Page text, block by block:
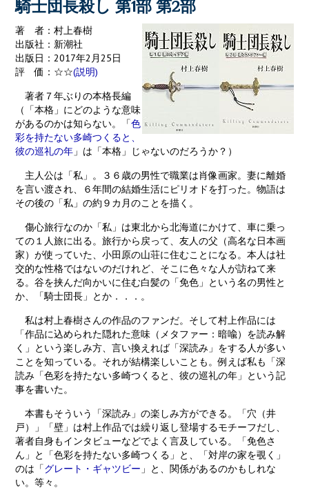
k
騎士団長殺し 第1部 第2部
著 者：村上春樹
出版社：新潮社
出版日：2017年2月25日
評 価：☆☆(説明)
著者７年ぶりの本格長編
（「本格」にどのような意味
があるのかは知らない。「色
彩を持たない多崎つくると、
彼の巡礼の年 」は「本格」じゃないのだろうか？）
主人公は「私」。３６歳の男性で職業は肖像画家。妻に離婚
を言い渡され、６年間の結婚生活にピリオドを打った。物語は
その後の「私」の約９カ月のことを描く。
傷心旅行なのか「私」は東北から北海道にかけて、車に乗っ
ての１人旅に出る。旅行から戻って、友人の父（高名な日本画
家）が使っていた、小田原の山荘に住むことになる。本人は社
交的な性格ではないのだけれど、そこに色々な人が訪ねて来
る。谷を挟んだ向かいに住む白髪の「免色」という名の男性と
か、「騎士団長」とか．．．。
私は村上春樹さんの作品のファンだ。そして村上作品には
「作品に込められた隠れた意味（メタファー：暗喩）を読み解
く」という楽しみ方、言い換えれば「深読み」をする人が多い
ことを知っている。それが結構楽しいことも。例えば私も「深
読み「色彩を持たない多崎つくると、彼の巡礼の年」という記
事を書いた。
本書もそういう「深読み」の楽しみ方ができる。「穴（井
戸）」「壁」は村上作品では繰り返し登場するモチーフだし、
著者自身もインタビューなどでよく言及している。「免色さ
ん」と「色彩を持たない多崎つくる」と、「対岸の家を覗く」
のは「グレート・ギャツビー 」と、関係があるのかもしれな
い。等々。